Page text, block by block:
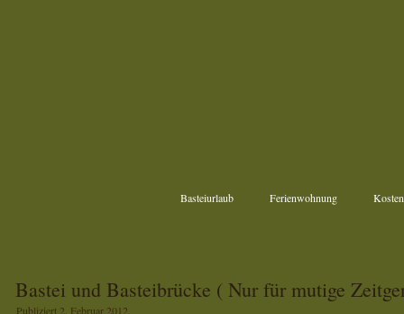
Basteiurlaub Ferienwohnung Kosten
Bastei und Basteibrücke ( Nur für mutige
Publiziert 2. Februar 2012